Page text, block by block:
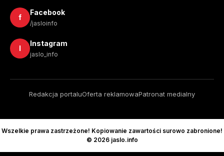
f
Facebook
/jasloinfo
I
Instagram
jaslo_info
Redakcja portaluOferta reklamowaPatronat medialny
Wszelkie prawa zastrzeżone! Kopiowanie zawartości surowo zabronione!
© 2026 jaslo.info